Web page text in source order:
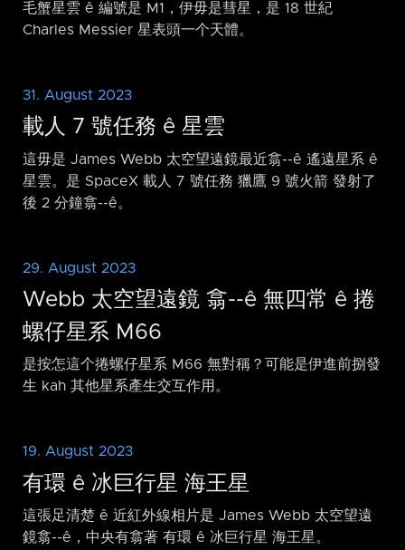
毛蟹星雲 ê 編號是 M1，伊毋是彗星，是 18 世紀
Charles Messier 星表頭一个天體。
31. August 2023
載人 7 號任務 ê 星雲
這毋是 James Webb 太空望遠鏡最近翕-⁠-ê 遙遠星系 ê
星雲。是 SpaceX 載人 7 號任務 獵鷹 9 號火箭 發射了
後 2 分鐘翕-⁠-ê。
29. August 2023
Webb 太空望遠鏡 翕-⁠-ê 無四常 ê 捲
螺仔星系 M66
是按怎這个捲螺仔星系 M66 無對稱？可能是伊進前捌發
生 kah 其他星系產生交互作用。
19. August 2023
有環 ê 冰巨行星 海王星
這張足清楚 ê 近紅外線相片是 James Webb 太空望遠
鏡翕-⁠-ê，中央有翕著 有環 ê 冰巨行星 海王星。